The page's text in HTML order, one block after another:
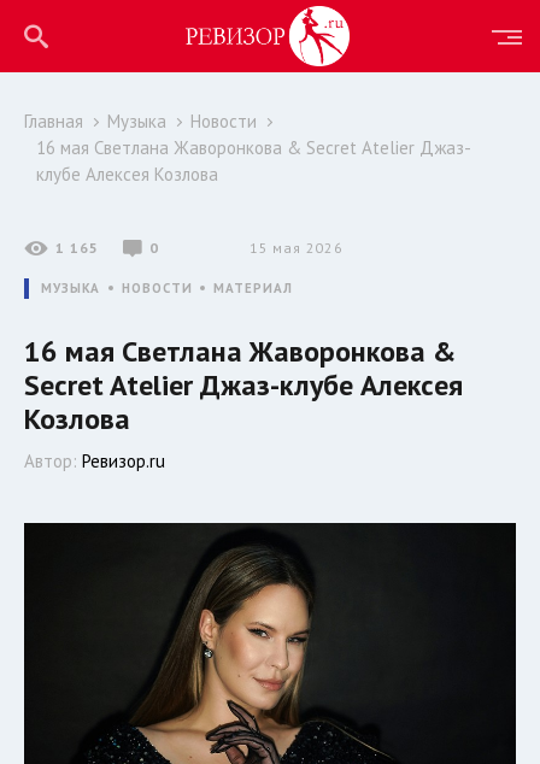
Главная Музыка
Новости
16 мая Светлана Жаворонкова & Secret Atelier Джаз-
клубе Алексея Козлова
1 165 0 15 мая 2026
МУЗЫКА НОВОСТИ МАТЕРИАЛ
16 мая Светлана Жаворонкова &
Secret Atelier Джаз-клубе Алексея
Козлова
Автор: Ревизор.ru